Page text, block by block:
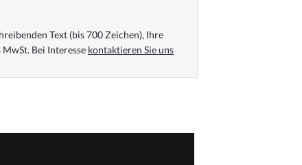
Text (bis 700 Zeichen), Ihre
MwSt. Bei Interesse kontaktieren Sie uns